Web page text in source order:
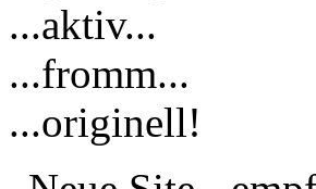
...aktiv...
...fromm...
...originell!